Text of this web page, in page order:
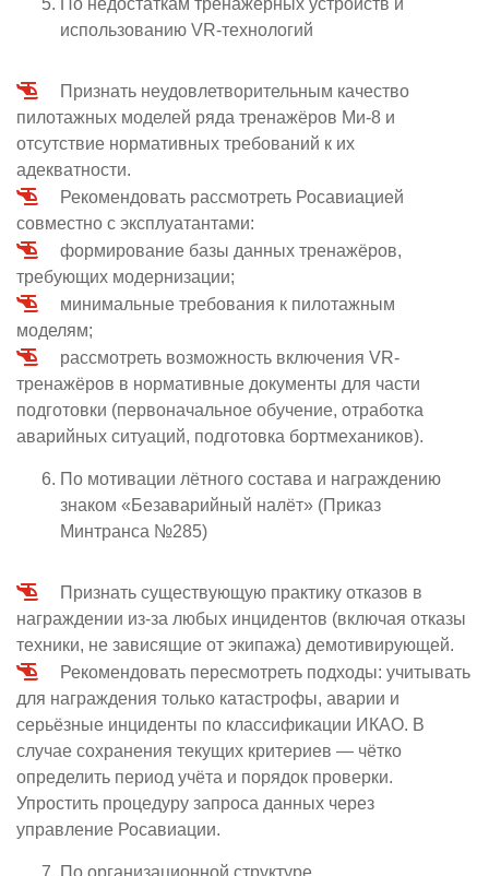
использованию VR-технологий
Признать неудовлетворительным качество
пилотажных моделей ряда тренажёров Ми-8 и
отсутствие нормативных требований к их
адекватности.
Рекомендовать рассмотреть Росавиацией
совместно с эксплуатантами:
формирование базы данных тренажёров,
требующих модернизации;
минимальные требования к пилотажным
моделям;
рассмотреть возможность включения VR-
тренажёров в нормативные документы для части
подготовки (первоначальное обучение, отработка
аварийных ситуаций, подготовка бортмехаников).
По мотивации лётного состава и награждению
знаком «Безаварийный налёт» (Приказ
Минтранса №285)
Признать существующую практику отказов в
награждении из-за любых инцидентов (включая отказы
техники, не зависящие от экипажа) демотивирующей.
Рекомендовать пересмотреть подходы: учитывать
для награждения только катастрофы, аварии и
серьёзные инциденты по классификации ИКАО. В
случае сохранения текущих критериев — чётко
определить период учёта и порядок проверки.
Упростить процедуру запроса данных через
управление Росавиации.
По организационной структуре